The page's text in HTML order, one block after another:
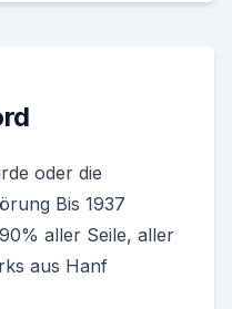
oder die
Bis 1937
aller Seile, aller
aus Hanf